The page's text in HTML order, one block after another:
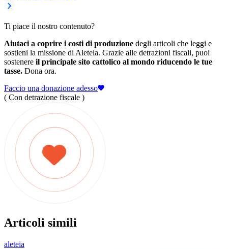
Ti piace il nostro contenuto?
Aiutaci a coprire i costi di produzione degli articoli che leggi e
sostieni la missione di Aleteia. Grazie alle detrazioni fiscali, puoi
sostenere il principale sito cattolico al mondo riducendo le tue
tasse. Dona ora.
Faccio una donazione adesso
( Con detrazione fiscale )
Articoli simili
aleteia